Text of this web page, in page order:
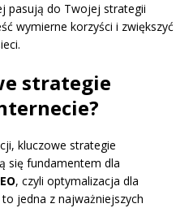
pasują do Twojej strategii
wymierne korzyści i zwiększyć
strategie
kluczowe strategie
się fundamentem dla
, czyli optymalizacja dla
jedna z najważniejszych